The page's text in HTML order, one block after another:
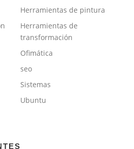
Herramientas de pintura
Herramientas de
transformación
Ofimática
seo
Sistemas
Ubuntu